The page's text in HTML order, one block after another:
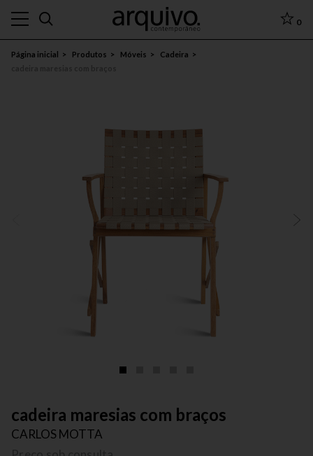
0
Página inicial Produtos Móveis
Cadeira
cadeira maresias com braços
CARLOS MOTTA